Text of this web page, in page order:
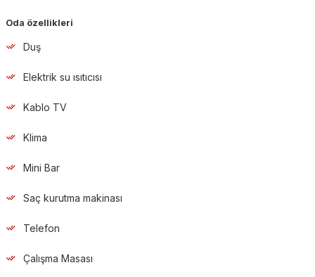
Oda özellikleri
Duş
Elektrik su ısıtıcısı
Kablo TV
Klima
Mini Bar
Saç kurutma makinası
Telefon
Çalışma Masası